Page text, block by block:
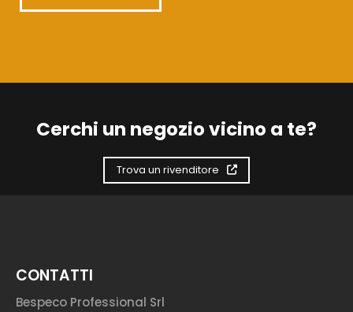
Cerchi un negozio vicino a te?
Trova un rivenditore
CONTATTI
Bespeco Professional Srl